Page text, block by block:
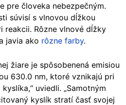
pre človeka nebezpečným.
súvisí s vlnovou dĺžkou
reakcii. Rôzne vlnové dĺžky
javia ako rôzne farby.
žiare je spôsobenená emisiou
630.0 nm, ktoré vznikajú pri
uviedli. „Samotným
kyslík stratí časť svojej